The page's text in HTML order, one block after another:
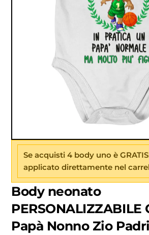
Se acquisti 4 body uno è
applicato direttamente nel
Body neonato
PERSONALIZZABILE
Papà Nonno Zio